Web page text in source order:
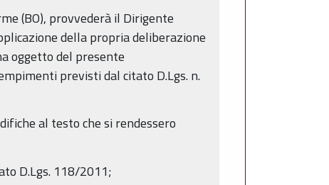
(BO), provvederà il Dirigente
della propria deliberazione
oggetto del presente
previsti dal citato D.Lgs. n.
al testo che si rendessero
D.Lgs. 118/2011;